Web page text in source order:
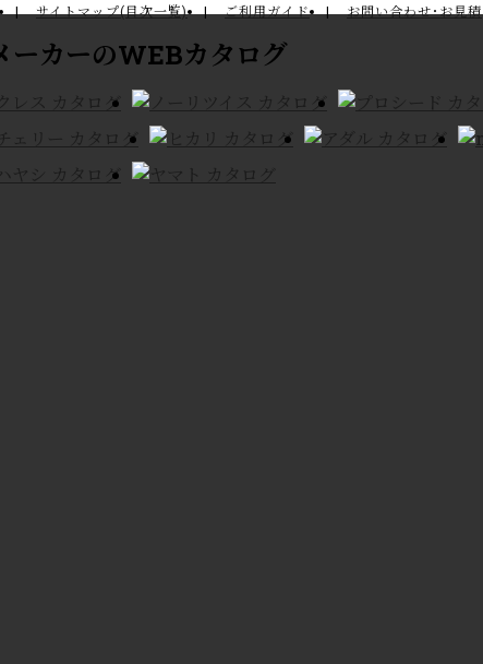
サイトマップ(目次一覧) ご利用ガイド お問い合わせ･お見積